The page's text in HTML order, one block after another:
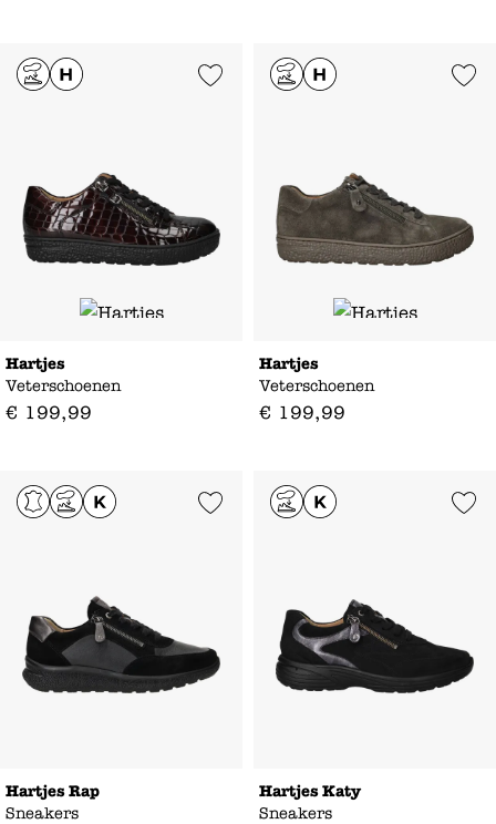
Add to Wishlist
Hartjes
Veterschoenen
€ 199,99
Add to
Hartjes
Veterschoenen
€ 199,99
Add to Wishlist
Hartjes Rap
Sneakers
Add to
Hartjes Katy
Sneakers